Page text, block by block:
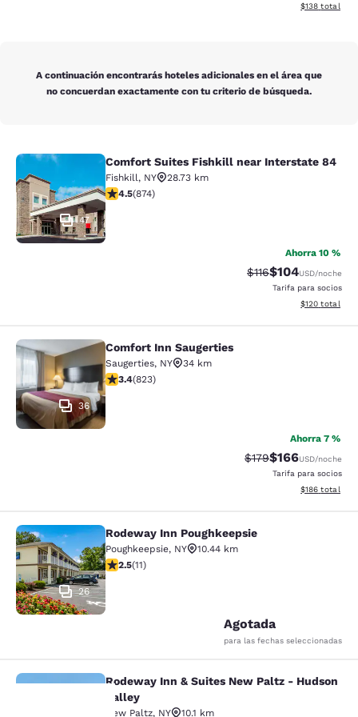
Ver detalles
$138 total
A continuación encontrarás hoteles adicionales en el área que
no concuerdan exactamente con tu criterio de búsqueda.
Comfort Suites Fishkill near
47
Comfort Suites Fishkill near Interstate 84
Fishkill, NY
28.73 km
Calificación de 4.46 estrellas. Excelente. 874 reseñas
4.5(874)
Ahorra 10 %
Tarifa tachada:
$116Tarifa reducida:
$104USD/noche
Tarifa para socios
Ver detalles
$120 total
Comfort Inn Saugerties
36
Comfort Inn Saugerties
Saugerties, NY
34 km
Calificación de 3.43 estrellas. Bueno. 823 reseñas
3.4(823)
Ahorra 7 %
Tarifa tachada:
$179Tarifa reducida:
$166USD/noche
Tarifa para socios
Ver detalles
$186 total
Rodeway Inn Poughkeepsie
26
Rodeway Inn Poughkeepsie
Poughkeepsie, NY
10.44 km
Calificación de 2.45 estrellas. Razonable. 11 reseñas
2.5(11)
Agotada
para las fechas seleccionadas
Rodeway Inn & Suites New Paltz -
Rodeway Inn & Suites New Paltz - Hudson
Valley
New Paltz, NY 10.1 km